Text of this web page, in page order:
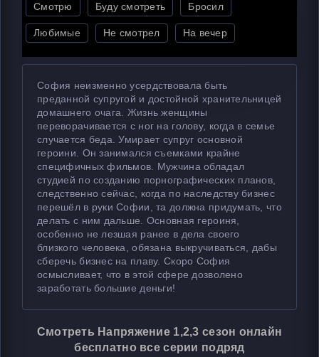
Смотрю Буду смотреть Бросил
Любимые Не смотрел На вечер
София неизменно усердствовала быть
преданной супругой и достойной хранительницей
домашнего очага. Жизнь женщины
переворачивается с ног на голову, когда в семье
случается беда. Умирает супруг основной
героини. Он занимался съемками крайне
специфичных фильмов. Мужчина обладал
студией по созданию порнографических планов,
следственно сейчас, когда по наследству бизнес
перешёл в руки Софии, та должна придумать, что
делать с ним дальше. Основная героиня,
особенно не лезшая ранее в дела своего
близкого человека, обязана выкручиваться, дабы
сберечь бизнес на плаву. Скоро София
осмысливает, что в этой сфере дозволено
заработать большие деньги!
Смотреть Напряжение 1,2,3 сезон онлайн
бесплатно все серии подряд